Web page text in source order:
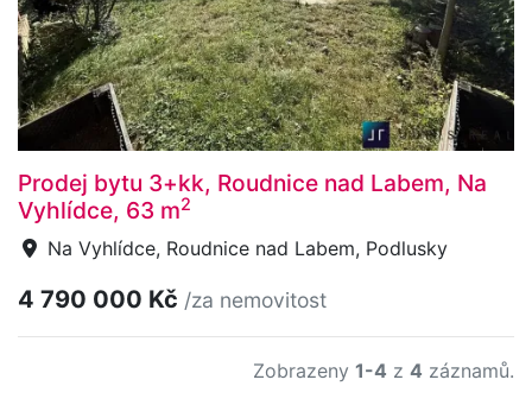
Prodej bytu 3+kk, Roudnice nad Labem, Na
Vyhlídce, 63 m2
Na Vyhlídce, Roudnice nad Labem, Podlusky
4 790 000 Kč /za nemovitost
Zobrazeny 1-4 z 4 záznamů.